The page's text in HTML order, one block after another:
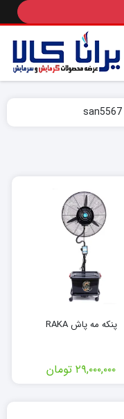
پنکه مه پاش RAKA
۲۹,۰۰۰,۰۰۰ تومان